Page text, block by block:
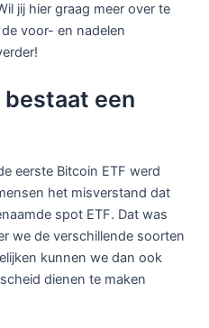
jij hier graag meer over te
voor- en nadelen
een
eerste Bitcoin ETF werd
het misverstand dat
spot ETF. Dat was
we de verschillende soorten
kunnen we dan ook
dienen te maken